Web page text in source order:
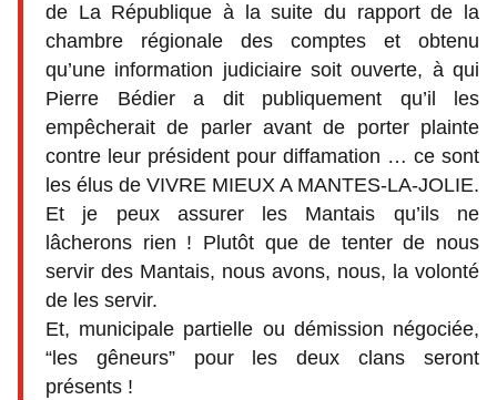
de La République à la suite du rapport de la
chambre régionale des comptes et obtenu
qu’une information judiciaire soit ouverte, à qui
Pierre Bédier a dit publiquement qu’il les
empêcherait de parler avant de porter plainte
contre leur président pour diffamation … ce sont
les élus de VIVRE MIEUX A MANTES-LA-JOLIE.
Et je peux assurer les Mantais qu’ils ne
lâcherons rien ! Plutôt que de tenter de nous
servir des Mantais, nous avons, nous, la volonté
de les servir.
Et, municipale partielle ou démission négociée,
“les gêneurs” pour les deux clans seront
présents !